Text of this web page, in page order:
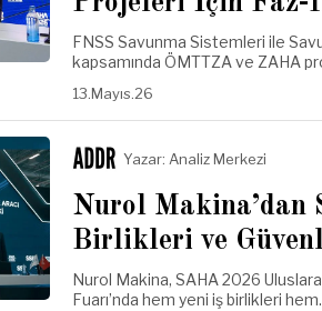
FNSS Savunma Sistemleri ile
kapsamında ÖMTTZA ve ZAHA
13.Mayıs.26
Yazar: Analiz Merkezi
Nurol Makina’dan
Birlikleri ve
Nurol Makina, SAHA 2026
Fuarı’nda hem yeni iş birlikleri